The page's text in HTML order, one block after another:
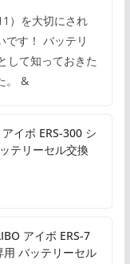
）を大切にされ
です！ バッテリ
して知っておきた
。 &
イボ ERS-300 シ
テリーセル交換
アイボ ERS-7
バッテリーセル